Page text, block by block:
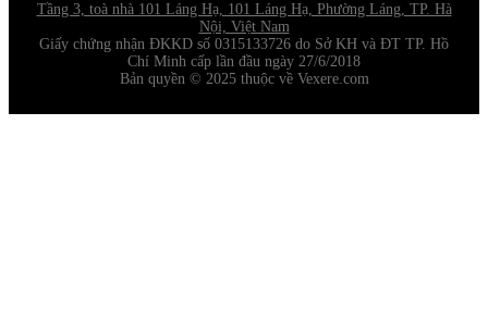
Tầng 3, toà nhà 101 Láng Hạ, 101 Láng Hạ, Phường Láng, TP. Hà
Nội, Việt Nam
Giấy chứng nhận ĐKKD số 0315133726 do Sở KH và ĐT TP. Hồ
Chí Minh cấp lần đầu ngày 27/6/2018
Bản quyền © 2025 thuộc về Vexere.com